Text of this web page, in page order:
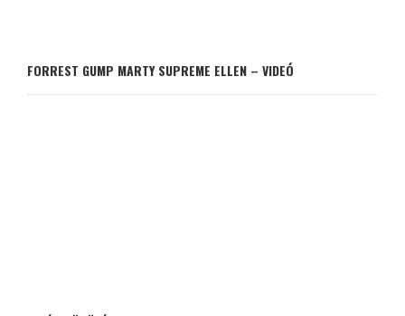
FORREST GUMP MARTY SUPREME ELLEN – VIDEÓ